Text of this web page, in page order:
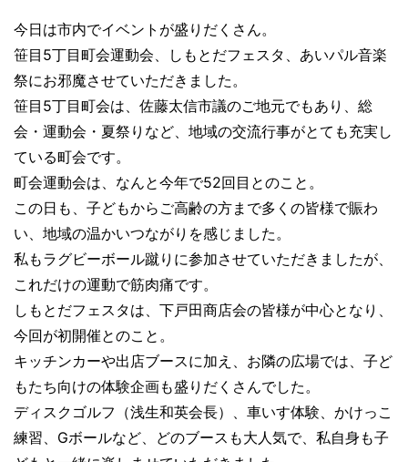
今日は市内でイベントが盛りだくさん。
笹目5丁目町会運動会、しもとだフェスタ、あいパル音楽
祭にお邪魔させていただきました。
笹目5丁目町会は、佐藤太信市議のご地元でもあり、総
会・運動会・夏祭りなど、地域の交流行事がとても充実し
ている町会です。
町会運動会は、なんと今年で52回目とのこと。
この日も、子どもからご高齢の方まで多くの皆様で賑わ
い、地域の温かいつながりを感じました。
私もラグビーボール蹴りに参加させていただきましたが、
これだけの運動で筋肉痛です。
しもとだフェスタは、下戸田商店会の皆様が中心となり、
今回が初開催とのこと。
キッチンカーや出店ブースに加え、お隣の広場では、子ど
もたち向けの体験企画も盛りだくさんでした。
ディスクゴルフ（浅生和英会長）、車いす体験、かけっこ
練習、Gボールなど、どのブースも大人気で、私自身も子